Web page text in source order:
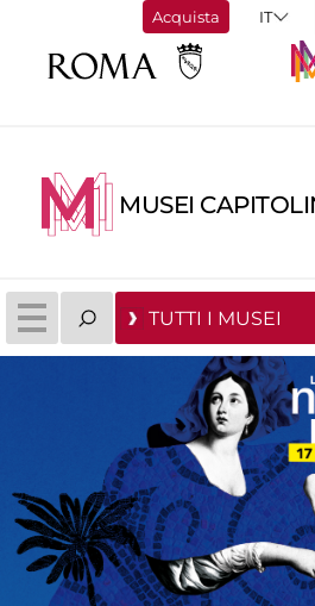
Acquista
MUSEI
TUTTI I MUSEI